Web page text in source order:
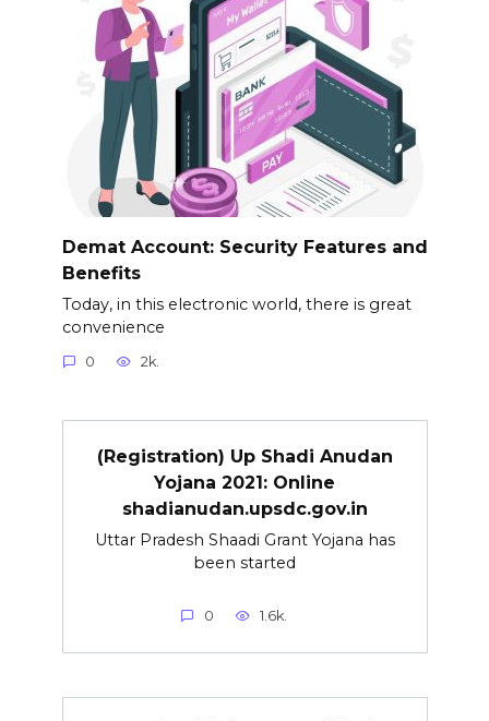
Demat Account: Security Features and
Benefits
Today, in this electronic world, there is great
convenience
0 2k.
(Registration) Up Shadi Anudan
Yojana 2021: Online
shadianudan.upsdc.gov.in
Uttar Pradesh Shaadi Grant Yojana has
been started
0 1.6k.